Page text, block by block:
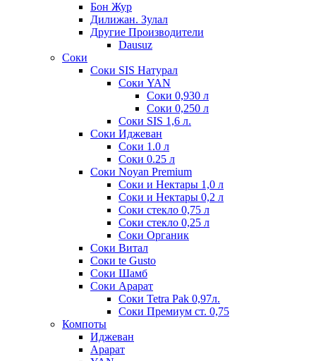
Бон Жур
Дилижан. Зулал
Другие Производители
Dausuz
Соки
Соки SIS Натурал
Соки YAN
Соки 0,930 л
Соки 0,250 л
Соки SIS 1,6 л.
Соки Иджеван
Соки 1.0 л
Соки 0.25 л
Соки Noyan Premium
Соки и Нектары 1,0 л
Соки и Нектары 0,2 л
Соки стекло 0,75 л
Соки стекло 0,25 л
Соки Органик
Соки Витал
Соки te Gusto
Соки Шамб
Соки Арарат
Соки Tetra Pak 0,97л.
Соки Премиум ст. 0,75
Компоты
Иджеван
Арарат